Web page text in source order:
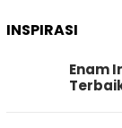
INSPIRASI
Enam